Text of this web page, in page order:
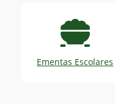
Ementas Escolares